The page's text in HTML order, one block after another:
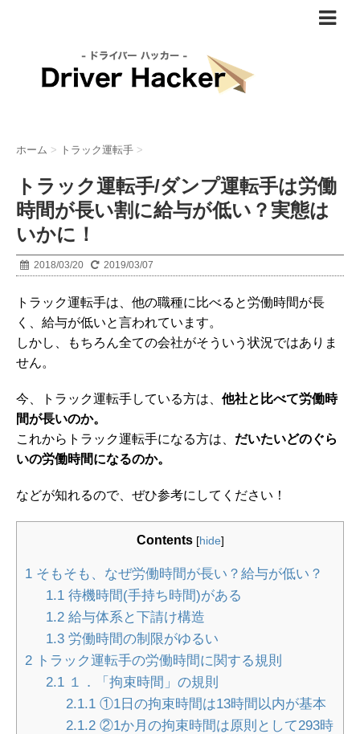
ホーム > トラック運転手 >
トラック運転手/ダンプ運転手は労働
時間が長い割に給与が低い？実態は
いかに！
2018/03/20 2019/03/07
トラック運転手は、他の職種に比べると労働時間が長
く、給与が低いと言われています。
しかし、もちろん全ての会社がそういう状況ではありま
せん。
今、トラック運転手している方は、 他社と比べて労働時
間が長いのか。
これからトラック運転手になる方は、 だいたいどのぐら
いの労働時間になるのか。
などが知れるので、ぜひ参考にしてください！
Contents [hide]
1 そもそも、なぜ労働時間が長い？給与が低い？
1.1待機時間(手持ち時間)がある
1.2給与体系と下請け構造
1.3労働時間の制限がゆるい
2 トラック運転手の労働時間に関する規則
2.1１．「拘束時間」の規則
2.1.1 ①1日の拘束時間は13時間以内が基本
2.1.2 ②1か月の拘束時間は原則として293時